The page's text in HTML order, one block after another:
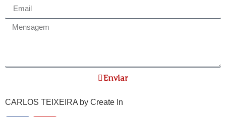
Enviar
CARLOS TEIXEIRA by Create In